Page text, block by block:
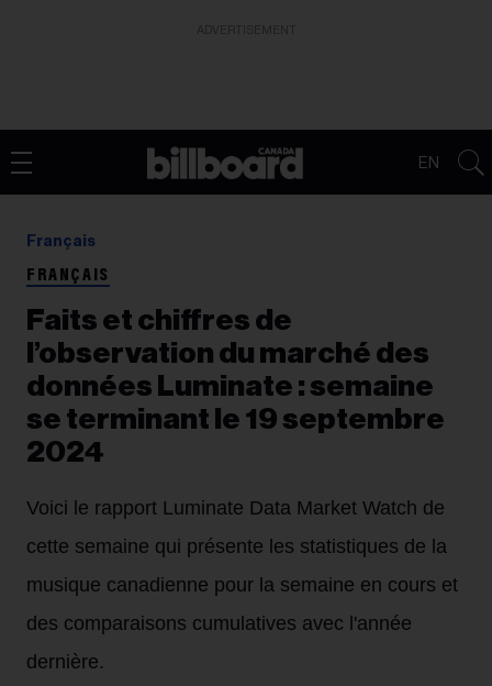
EN
Français
FRANÇAIS
Faits et chiffres de
l’observation du marché des
données Luminate : semaine
se terminant le 19 septembre
2024
Voici le rapport Luminate Data Market Watch de
cette semaine qui présente les statistiques de la
musique canadienne pour la semaine en cours et
des comparaisons cumulatives avec l'année
dernière.